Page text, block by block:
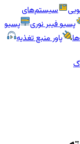
سیستم‌های
پسیو فیبر نوری
پسیو
پاور منبع تغذیه